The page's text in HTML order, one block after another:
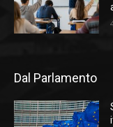
Dal Parlamento